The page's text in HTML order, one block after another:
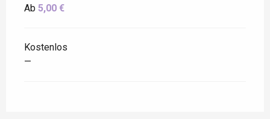
Ab 5,00 €
Kostenlos
—